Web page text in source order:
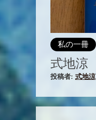
私の一冊
式地涼
投稿者: 式地涼